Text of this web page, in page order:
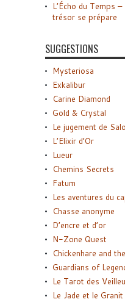
L’Écho du Temps
trésor se prépare
SUGGESTIONS
Mysteriosa
Exkalibur
Carine Diamond
Gold & Crystal
Le jugement de
L’Elixir d’Or
Lueur
Chemins Secrets
Fatum
Les aventures du
Chasse anonyme
D’encre et d’or
N-Zone Quest
Chickenhare and
Guardians of
Le Tarot des
Le Jade et le Granit